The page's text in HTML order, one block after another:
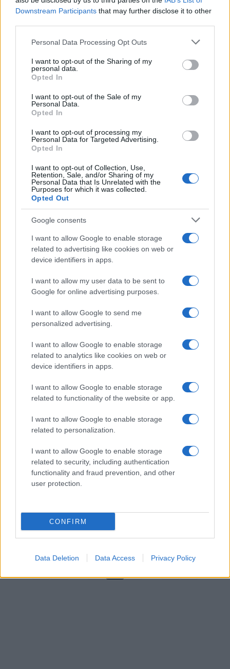
Downstream Participants that may further disclose it to other
Please note that this website/app uses one or more Google
not limited to your visit or usage behaviour. You may click to
grant or deny consent to Google and its third-party tags to
use your data for below specified purposes in below Google
consent section.
Personal Data Processing Opt Outs
I want to opt-out of the Sharing of my
personal data.
Opted In
I want to opt-out of the Sale of my
Personal Data.
Opted In
I want to opt-out of processing my
Personal Data for Targeted Advertising.
Opted In
I want to opt-out of Collection, Use,
Retention, Sale, and/or Sharing of my
Personal Data that Is Unrelated with the
Purposes for which it was collected.
Opted Out
Google consents
I want to allow Google to enable storage
related to advertising like cookies on web or
device identifiers in apps.
I want to allow my user data to be sent to
Google for online advertising purposes.
I want to allow Google to send me
personalized advertising.
I want to allow Google to enable storage
related to analytics like cookies on web or
device identifiers in apps.
I want to allow Google to enable storage
related to functionality of the website or app.
I want to allow Google to enable storage
related to personalization.
I want to allow Google to enable storage
related to security, including authentication
functionality and fraud prevention, and other
user protection.
CONFIRM
Data Deletion Data Access Privacy Policy
Comment et où acheter Blockchain Cuties
Universe Governance (BCUG) – Un guide simple
étape par étape
Giorgia Stromeo · 13 Août 2021
Ce que nous savons avec le hard fork Ethereum
London